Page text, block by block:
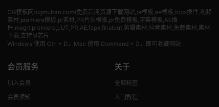
CG模板网(cgmuban.com)免费后期资源下载网站,pr模板,ae模板,fcpx插件,视频
素材,premiere模板,pr素材,PR片头模板,pr免费模板,字幕模板,AE插
件,mogrt,premiere,LUT,PR,AE,fcpx,finalcut,剪辑素材,抖音素材,免费素材,素材
下载,支持M芯片
Windows 使用 Ctrl + D，Mac 使用 Command + D，即可收藏网站
会员服务
加入会员
会员须知
关于
全部标签
入门教程